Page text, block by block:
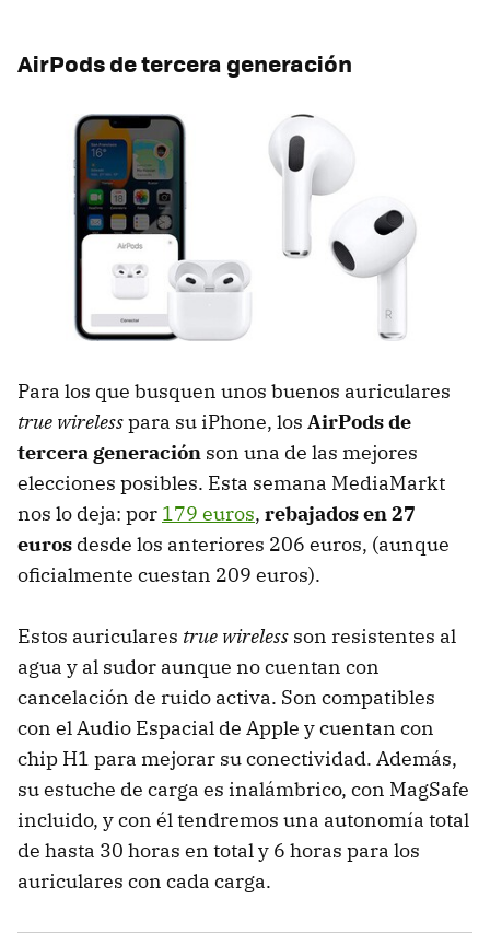
AirPods de tercera generación
Para los que busquen unos buenos auriculares
true wirelesspara su iPhone, los AirPods de
tercera generación son una de las mejores
elecciones posibles. Esta semana MediaMarkt
nos lo deja: por 179 euros, rebajados en 27
euros desde los anteriores 206 euros, (aunque
oficialmente cuestan 209 euros).
Estos auriculares true wireless son resistentes al
agua y al sudor aunque no cuentan con
cancelación de ruido activa. Son compatibles
con el Audio Espacial de Apple y cuentan con
chip H1 para mejorar su conectividad. Además,
su estuche de carga es inalámbrico, con MagSafe
incluido, y con él tendremos una autonomía total
de hasta 30 horas en total y 6 horas para los
auriculares con cada carga.